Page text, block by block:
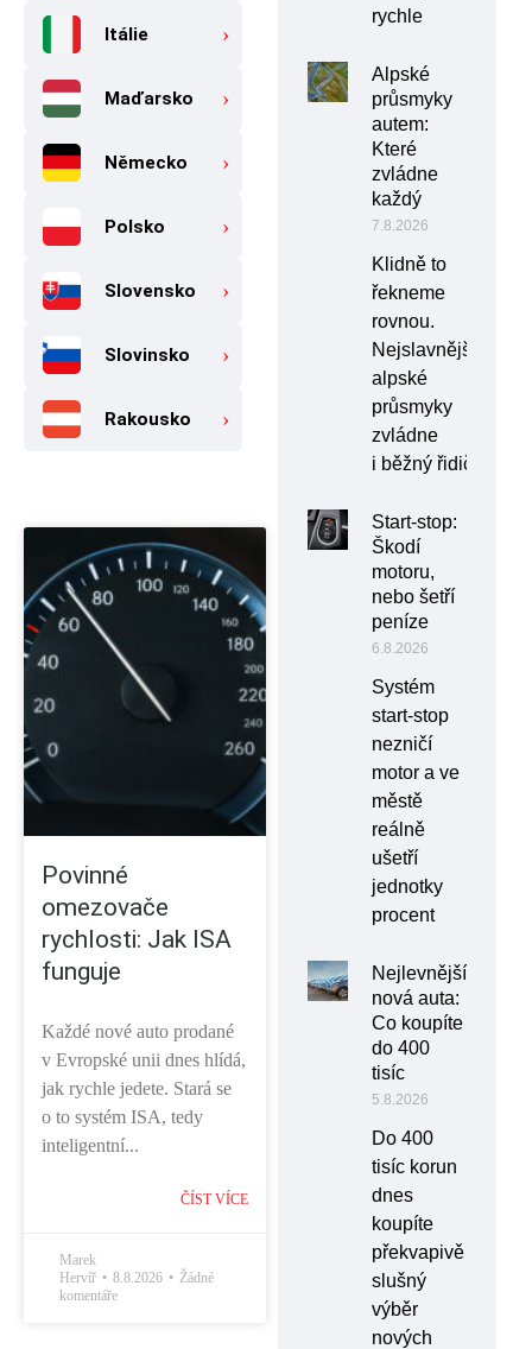
Itálie
Maďarsko
Německo
Polsko
Slovensko
Slovinsko
Rakousko
Povinné
omezovače
rychlosti: Jak ISA
funguje
Každé nové auto prodané
v Evropské unii dnes hlídá,
jak rychle jedete. Stará se
o to systém ISA, tedy
inteligentní...
ČÍST VÍCE
Marek
Hervíř
8.8.2026
Žádné
komentáře
rychle
Alpské
průsmyky
autem:
Které
zvládne
každý
7.8.2026
Klidně to
řekneme
rovnou.
Nejslavnější
alpské
průsmyky
zvládne
i běžný řidič
Start-stop:
Škodí
motoru,
nebo šetří
peníze
6.8.2026
Systém
start-stop
nezničí
motor a ve
městě
reálně
ušetří
jednotky
procent
Nejlevnější
nová auta:
Co koupíte
do 400
tisíc
5.8.2026
Do 400
tisíc korun
dnes
koupíte
překvapivě
slušný
výběr
nových